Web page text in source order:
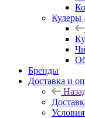
Кулеры
Бренды
Доставка и